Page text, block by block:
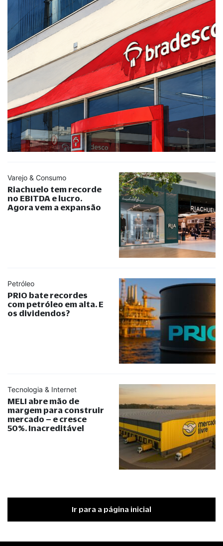
Varejo & Consumo
Riachuelo tem recorde
no EBITDA e lucro.
Agora vem a expansão
Petróleo
PRIO bate recordes
com petróleo em alta. E
os dividendos?
Tecnologia & Internet
MELI abre mão de
margem para construir
mercado – e cresce
50%. Inacreditável
Ir para a página inicial